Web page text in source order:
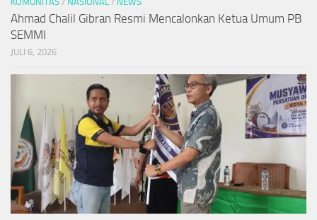
Ahmad Chalil Gibran Resmi Mencalonkan Ketua Umum PB
SEMMI
JULI 6, 2026